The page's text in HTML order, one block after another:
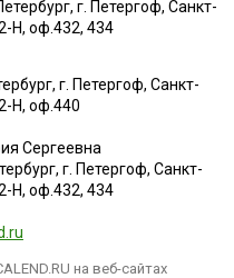
г. Петергоф, Санкт-
Н, оф.432, 434
г. Петергоф, Санкт-
Н, оф.440
Сергеевна
г. Петергоф, Санкт-
Н, оф.432, 434
на веб-сайтах